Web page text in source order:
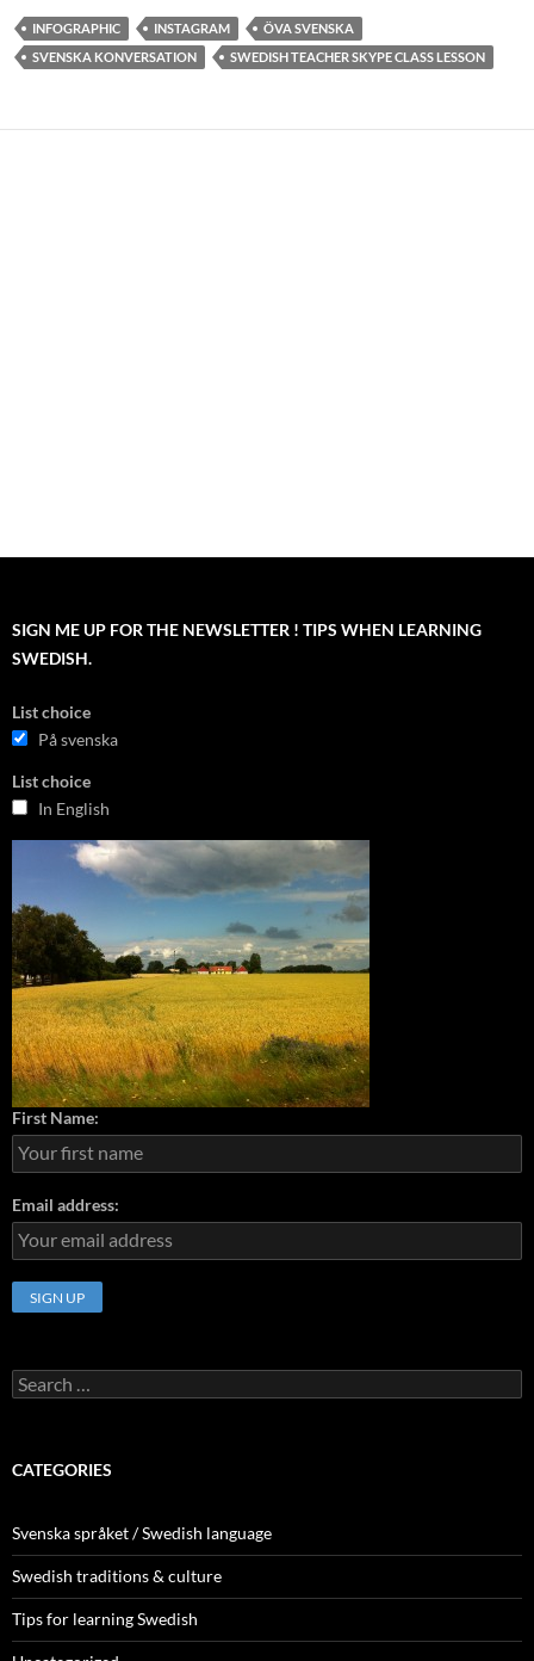
INFOGRAPHIC INSTAGRAM
ÖVA SVENSKA
SVENSKA KONVERSATION
SWEDISH TEACHER SKYPE CLASS LESSON
SIGN ME UP FOR THE NEWSLETTER ! TIPS WHEN LEARNING
SWEDISH.
List choice
På svenska
List choice
In English
First Name:
Email address:
Search
for:
CATEGORIES
Svenska språket / Swedish language
Swedish traditions & culture
Tips for learning Swedish